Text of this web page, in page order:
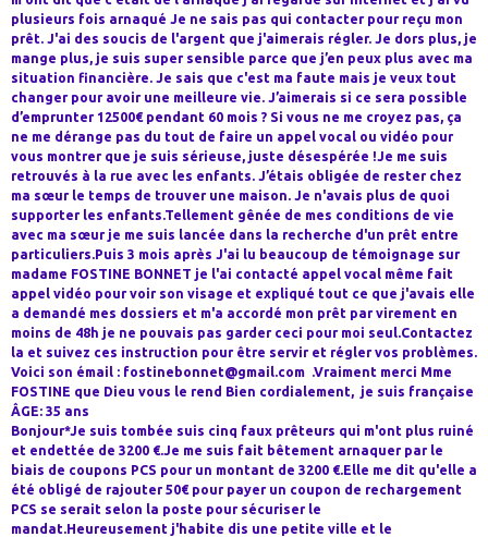
plusieurs fois arnaqué Je ne sais pas qui contacter pour reçu mon
prêt. J'ai des soucis de l'argent que j'aimerais régler. Je dors plus, je
mange plus, je suis super sensible parce que j’en peux plus avec ma
situation financière. Je sais que c'est ma faute mais je veux tout
changer pour avoir une meilleure vie. J’aimerais si ce sera possible
d’emprunter 12500€ pendant 60 mois ? Si vous ne me croyez pas, ça
ne me dérange pas du tout de faire un appel vocal ou vidéo pour
vous montrer que je suis sérieuse, juste désespérée !Je me suis
retrouvés à la rue avec les enfants. J’étais obligée de rester chez
ma sœur le temps de trouver une maison. Je n'avais plus de quoi
supporter les enfants.Tellement gênée de mes conditions de vie
avec ma sœur je me suis lancée dans la recherche d'un prêt entre
particuliers.Puis 3 mois après J'ai lu beaucoup de témoignage sur
madame FOSTINE BONNET je l'ai contacté appel vocal même fait
appel vidéo pour voir son visage et expliqué tout ce que j'avais elle
a demandé mes dossiers et m'a accordé mon prêt par virement en
moins de 48h je ne pouvais pas garder ceci pour moi seul.Contactez
la et suivez ces instruction pour être servir et régler vos problèmes.
Voici son émail : fostinebonnet@gmail.com .Vraiment merci Mme
FOSTINE que Dieu vous le rend Bien cordialement, je suis française
ÂGE: 35 ans
Bonjour*Je suis tombée suis cinq faux prêteurs qui m'ont plus ruiné
et endettée de 3200 €.Je me suis fait bêtement arnaquer par le
biais de coupons PCS pour un montant de 3200 €.Elle me dit qu'elle a
été obligé de rajouter 50€ pour payer un coupon de rechargement
PCS se serait selon la poste pour sécuriser le
mandat.Heureusement j'habite dis une petite ville et le